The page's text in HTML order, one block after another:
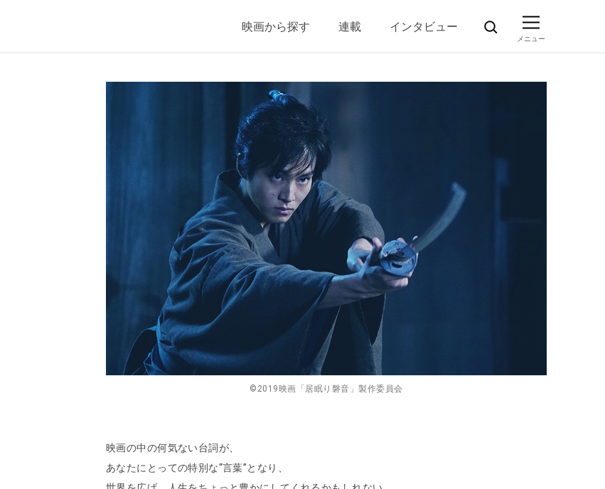
映画から探す 連載 インタビュー
©2019映画「居眠り磐音」製作委員会
映画の中の何気ない台詞が、
あなたにとっての特別な“言葉”となり、